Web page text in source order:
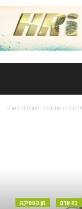
שקל לפרילנסרית שהוכרה כשכירה לאחר
כח אדם
מן הפסיקה